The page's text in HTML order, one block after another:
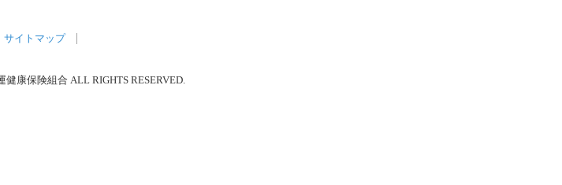
サイトマップ
健康保険組合 ALL RIGHTS RESERVED.